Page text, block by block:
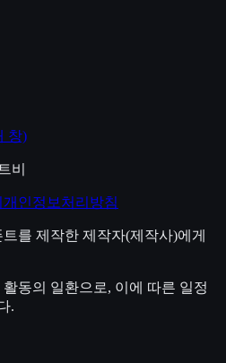
창)
비
개인정보처리방침
를 제작한 제작자(제작사)에게
동의 일환으로, 이에 따른 일정
.